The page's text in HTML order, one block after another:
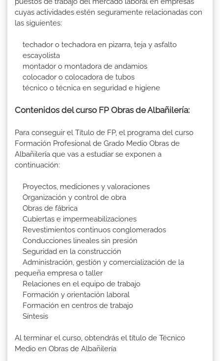
cuyas actividades estén seguramente relacionadas con
las siguientes:
techador o techadora en pizarra, teja y asfalto
escayolista
montador o montadora de andamios
colocador o colocadora de tubos
técnico o técnica en seguridad e higiene
Contenidos del curso FP Obras de Albañilería:
Para conseguir el Título de FP, el programa del curso
Formación Profesional de Grado Medio Obras de
Albañilería que vas a estudiar se exponen a
continuación:
Proyectos, mediciones y valoraciones
Organización y control de obra
Obras de fábrica
Cubiertas e impermeabilizaciones
Revestimientos continuos conglomerados
Conducciones lineales sin presión
Seguridad en la construcción
Administración, gestión y comercialización de la
pequeña empresa o taller
Relaciones en el equipo de trabajo
Formación y orientación laboral
Formación en centros de trabajo
Síntesis
Al terminar el curso, obtendrás el título de Técnico
Medio en Obras de Albañilería